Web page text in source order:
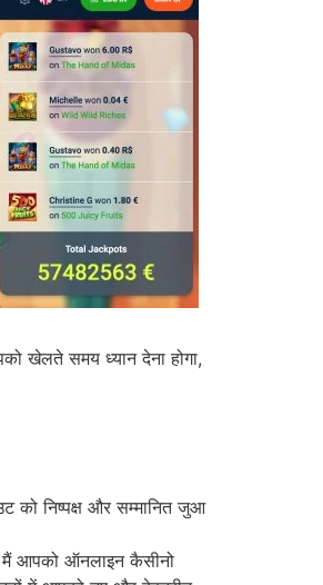
खेलते समय ध्यान देना होगा,
को निष्पक्ष और सम्मानित जुआ
मैं आपको ऑनलाइन कैसीनो